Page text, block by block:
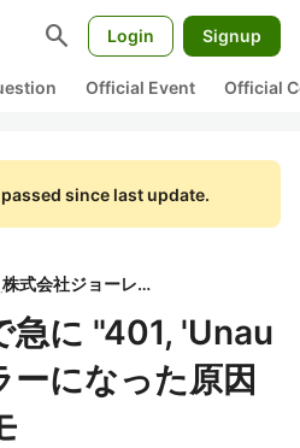
search Login Signup
Official Event Official
since last update.
株式会社ジョーレン
に "401, 'Unau
になった原因